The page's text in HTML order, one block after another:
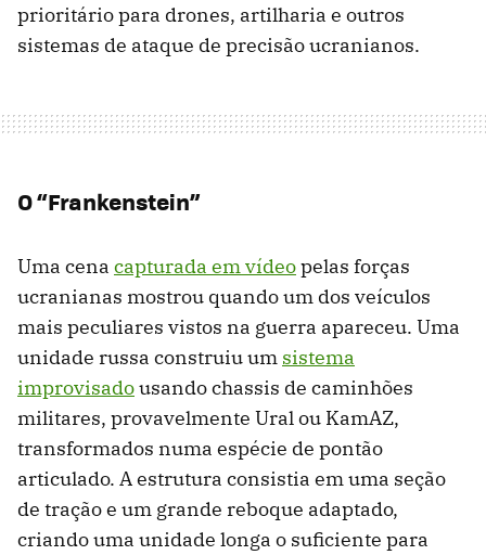
prioritário para drones, artilharia e outros
sistemas de ataque de precisão ucranianos.
O “Frankenstein”
Uma cena capturada em vídeopelas forças
ucranianas mostrou quando um dos veículos
mais peculiares vistos na guerra apareceu. Uma
unidade russa construiu um sistema
improvisadousando chassis de caminhões
militares, provavelmente Ural ou KamAZ,
transformados numa espécie de pontão
articulado. A estrutura consistia em uma seção
de tração e um grande reboque adaptado,
criando uma unidade longa o suficiente para